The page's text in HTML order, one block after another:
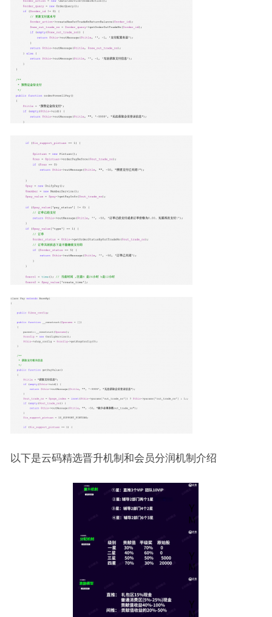
以下是云码精选晋升机制和会员分润机制介绍